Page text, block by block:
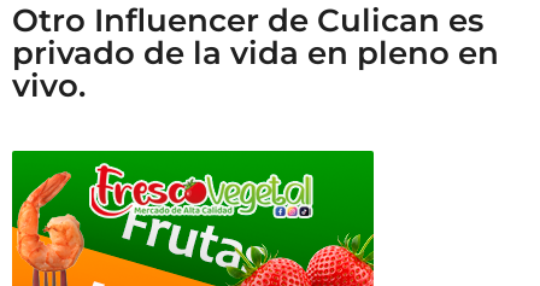
Otro Influencer de Culican es
privado de la vida en pleno en
vivo.